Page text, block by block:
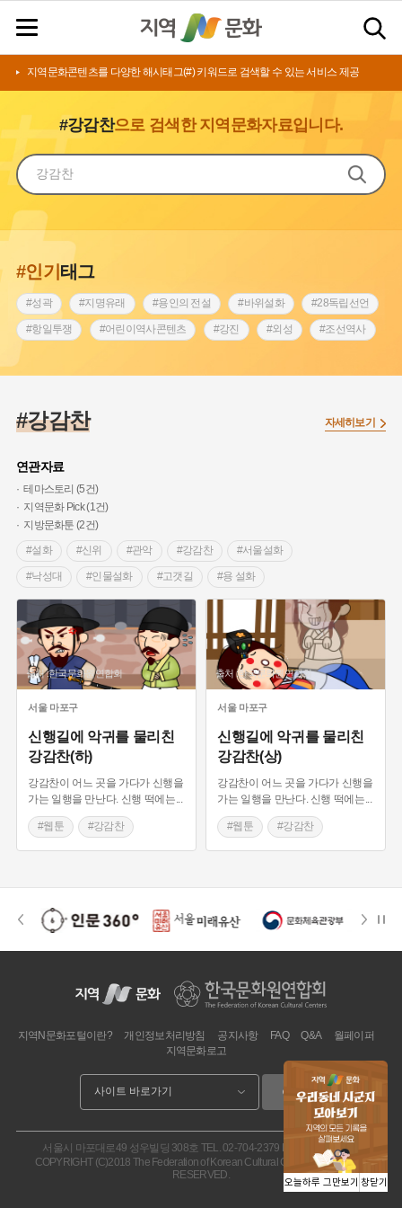
지역문화콘텐츠를 다양한 해시태그(#) 키워드로 검색할 수 있는 서비스 제공
#강감찬으로 검색한 지역문화자료입니다.
#인기태그
#성곽 #지명유래 #용인의 전설 #바위설화 #28독립선언
#항일투쟁 #어린이역사콘텐츠 #강진 #외성 #조선역사
#동의보감
#문화유산
#황해도 #용인
#바보온달 #대한애국부인회
#독립운동가 #대한민국임시정부 #영산강
#내시 #갯벌 #부산 #전설 #의병활동
#온라인 생활사박물관 #여성독립운동가
#나주 #장군 #왕건 #영산포 #지역의 오래된 가게
#강동구 #산성 #생활용품 #목민관 #3.1운동
#먼우금 #낙성대 #수령 #아차산성 #풍속
#강감찬
연관자료
테마스토리 (5건)
지역문화 Pick (1건)
지방문화툰 (2건)
#설화
#신위 #관악 #강감찬 #서울설화
#낙성대 #인물설화 #고갯길 #용 설화
#완주 #완주설화 #출생설화
#어린이역사콘텐츠 #웹툰
자세히보기
출처 :한국문화원연합회
서울 마포구
신행길에 악귀를 물리친
강감찬(하)
강감찬이 어느 곳을 가다가 신행을
가는 일행을 만난다. 신행 떡에는
#웹툰 #강감찬
출처 :한국문화원연합회
서울 마포구
신행길에 악귀를 물리친
강감찬(상)
강감찬이 어느 곳을 가다가 신행을
가는 일행을 만난다. 신행 떡에는
#웹툰 #강감찬
이동
지역N문화포털이란? 개인정보처리방침 공지사항 FAQ Q&A
월페이퍼
지역문화로고
서울시 마포대로49 성우빌딩 308호 TEL. 02-704-2379 FAX. 02.704-2377
COPYRIGHT (C)2018 The Federation of Korean Cultural Centers. ALL RIGHT
RESERVED.
오늘하루 그만보기 창닫기